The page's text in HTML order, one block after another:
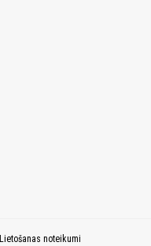
Lietošanas noteikumi